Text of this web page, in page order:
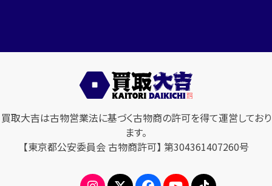
買取大吉は古物営業法に基づく古物商の許可を得て運営しており
ます。
【東京都公安委員会 古物商許可】 第304361407260号